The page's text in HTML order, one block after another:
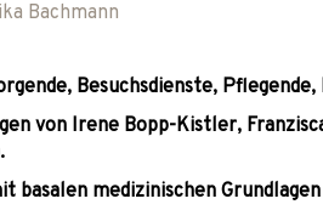
Bachmann
Besuchsdienste,
von Irene Bopp-Kistler,
basalen medizinischen Grundlagen